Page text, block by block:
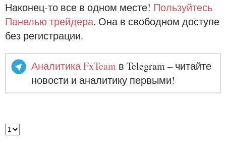
Наконец-то все в одном месте! Пользуйтесь
Панелью трейдера. Она в свободном доступе
без регистрации.
Аналитика FxTeam в Telegram – читайте
новости и аналитику первыми!